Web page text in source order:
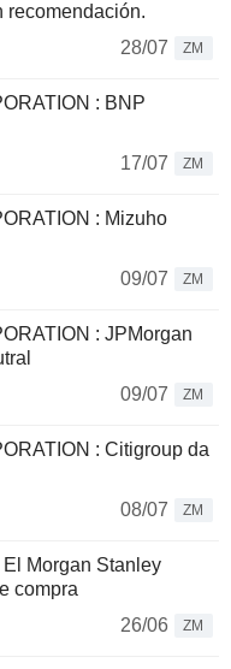
recomendación.
28/07
ZM
: BNP
17/07
ZM
: Mizuho
09/07
ZM
: JPMorgan
09/07
ZM
: Citigroup da
08/07
ZM
Morgan Stanley
compra
26/06
ZM